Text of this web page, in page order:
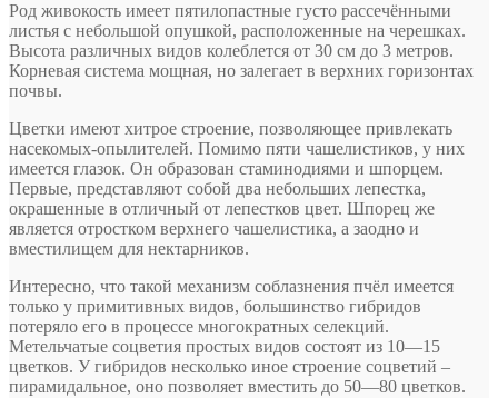
Род живокость имеет пятилопастные густо рассечёнными
листья с небольшой опушкой, расположенные на черешках.
Высота различных видов колеблется от 30 см до 3 метров.
Корневая система мощная, но залегает в верхних горизонтах
почвы.
Цветки имеют хитрое строение, позволяющее привлекать
насекомых-опылителей. Помимо пяти чашелистиков, у них
имеется глазок. Он образован стаминодиями и шпорцем.
Первые, представляют собой два небольших лепестка,
окрашенные в отличный от лепестков цвет. Шпорец же
является отростком верхнего чашелистика, а заодно и
вместилищем для нектарников.
Интересно, что такой механизм соблазнения пчёл имеется
только у примитивных видов, большинство гибридов
потеряло его в процессе многократных селекций.
Метельчатые соцветия простых видов состоят из 10—15
цветков. У гибридов несколько иное строение соцветий –
пирамидальное, оно позволяет вместить до 50—80 цветков.